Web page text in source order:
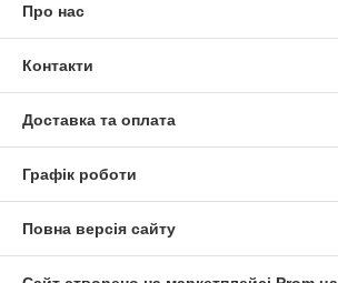
Про нас
Контакти
Доставка та оплата
Графік роботи
Повна версія сайту